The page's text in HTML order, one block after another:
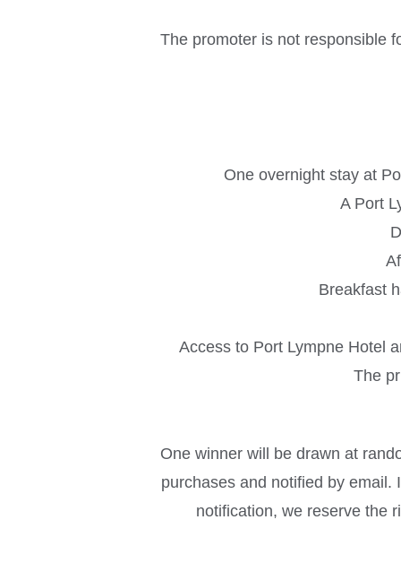
The promoter is not responsible
One overnight stay at
A Port
Breakfast
Access to Port Lympne Hotel
The
One winner will be drawn at
purchases and notified by
notification, we reserve the